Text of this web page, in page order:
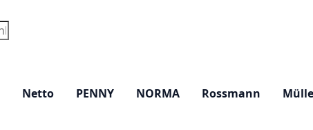
Netto PENNY NORMA Rossmann